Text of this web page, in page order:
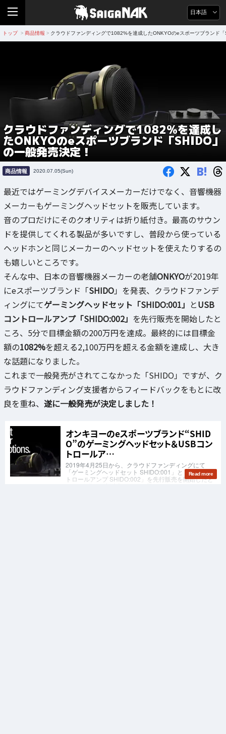
日本語
トップ > 商品情報 > クラウドファンディングで1082%を達成したONKYOのeスポーツブランド
クラウドファンディングで1082%を達成し
たONKYOのeスポーツブランド「SHIDO」
の一般発売決定！
商品情報 2020.07.05(Sun) B!
最近ではゲーミングデバイスメーカーだけでなく、音響機器
メーカーもゲーミングヘッドセットを販売しています。
音のプロだけにそのクオリティは折り紙付き。最高のサウン
ドを提供してくれる製品が多いですし、普段から使っている
ヘッドホンと同じメーカーのヘッドセットを使えたりするの
も嬉しいところです。
そんな中、日本の音響機器メーカーの老舗ONKYOが2019年
にeスポーツブランド「SHIDO」を発表、クラウドファンデ
ィングにてゲーミングヘッドセット「SHIDO:001」 とUSB
コントロールアンプ「SHIDO:002」 を先行販売を開始したと
ころ、5分で目標金額の200万円を達成。最終的には目標金
額の1082%を超える2,100万円を超える金額を達成し、大き
な話題になりました。
これまで一般発売がされてこなかった「SHIDO」ですが、ク
ラウドファンディング支援者からフィードバックをもとに改
良を重ね、 遂に一般発売が決定しました！